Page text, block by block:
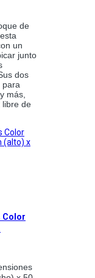
de
un
junto
dos
para
más,
libre de
Color